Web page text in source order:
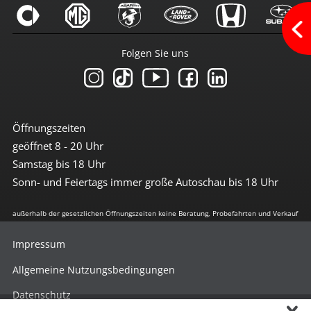
Navi mit Touchscreen
Navigation
Radio
Radio mit Farbdisplay
Radio mit Touchscreen
Sprachsteuerung
Wlan/Wifi Hotspot
Sicherheit
3te Bremsleuchte
8x Airbag
Alarmanlage
Antischlupfregulierung
Berganfahrhilfe
Bremsassistent
Öffnungszeiten
geöffnet 8 - 20 Uhr
Samstag bis 18 Uhr
Sonn- und Feiertags immer große Autoschau bis 18 Uhr
Folgen Sie uns
außerhalb der gesetzlichen Öffnungszeiten keine Beratung, Probefahrten und Verkauf
Impressum
Allgemeine Nutzungsbedingungen
Datenschutz